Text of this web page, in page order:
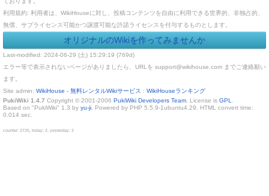
利用規約: 利用者は、WikiHouseに対し、投稿コンテンツを自由に利用できる世界的、非独占的、
無償、サブライセンス可能かつ譲渡可能な許諾ライセンスを付与するものとします。
オリジナルのWikiを作ってみませんか
Last-modified: 2024-06-29 (土) 15:29:19 (769d)
エラー等で表示されないページがありましたら、URLを support@wikihouse.com までご連絡願い
ます。
Site admin: WikiHouse - 無料レンタルWikiサービス : WikiHouseランキング
PukiWiki 1.4.7 Copyright © 2001-2006 PukiWiki Developers Team . License is GPL
Based on "PukiWiki" 1.3 by yu-ji . Powered by PHP 5.5.9-1ubuntu4.29. HTML convert time:
0.014 sec.
counter: 2725, today: 2, yesterday: 2